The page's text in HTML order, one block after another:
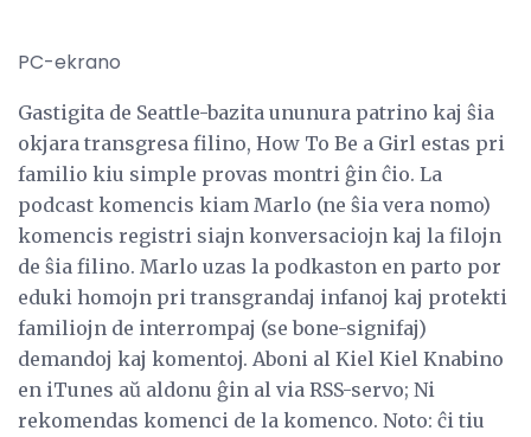
PC-ekrano
Gastigita de Seattle-bazita ununura patrino kaj ŝia
okjara transgresa filino, How To Be a Girl estas pri
familio kiu simple provas montri ĝin ĉio. La
podcast komencis kiam Marlo (ne ŝia vera nomo)
komencis registri siajn konversaciojn kaj la filojn
de ŝia filino. Marlo uzas la podkaston en parto por
eduki homojn pri transgrandaj infanoj kaj protekti
familiojn de interrompaj (se bone-signifaj)
demandoj kaj komentoj. Aboni al Kiel Kiel Knabino
en iTunes aŭ aldonu ĝin al via RSS-servo; Ni
rekomendas komenci de la komenco. Noto: ĉi tiu